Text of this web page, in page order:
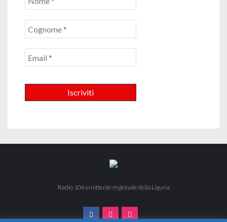
Radio 104 emittente regionale della Liguria